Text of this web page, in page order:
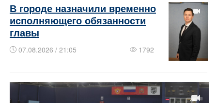
В городе назначили временно
исполняющего обязанности
главы
07.08.2026 / 21:05 1792